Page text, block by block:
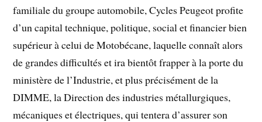
familiale du groupe automobile, Cycles Peugeot profite
d’un capital technique, politique, social et financier bien
supérieur à celui de Motobécane, laquelle connaît alors
de grandes difficultés et ira bientôt frapper à la porte du
ministère de l’Industrie, et plus précisément de la
DIMME, la Direction des industries métallurgiques,
mécaniques et électriques, qui tentera d’assurer son